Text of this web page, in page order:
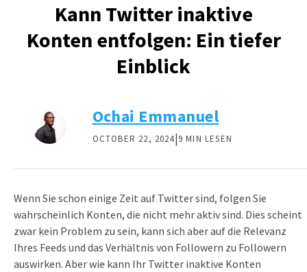
Kann Twitter inaktive
Konten entfolgen: Ein tiefer
Einblick
Ochai Emmanuel
OCTOBER 22, 2024|9 MIN LESEN
Wenn Sie schon einige Zeit auf Twitter sind, folgen Sie
wahrscheinlich Konten, die nicht mehr aktiv sind. Dies scheint
zwar kein Problem zu sein, kann sich aber auf die Relevanz
Ihres Feeds und das Verhältnis von Followern zu Followern
auswirken. Aber wie kann Ihr Twitter inaktive Konten